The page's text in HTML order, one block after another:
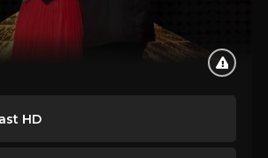
HD